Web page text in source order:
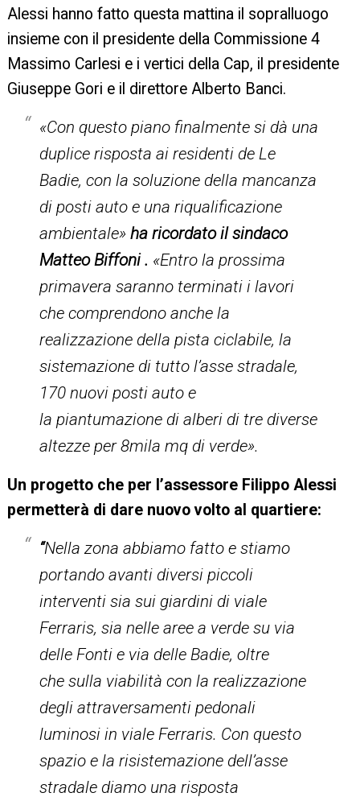
Alessi hanno fatto questa mattina il sopralluogo
insieme con il presidente della Commissione 4
Massimo Carlesi e i vertici della Cap, il presidente
Giuseppe Gori e il direttore Alberto Banci.
«Con questo piano finalmente si dà una
duplice risposta ai residenti de Le
Badie, con la soluzione della mancanza
di posti auto e una riqualificazione
ambientale»ha ricordato il sindaco
Matteo Biffoni . «Entro la prossima
primavera saranno terminati i lavori
che comprendono anche la
realizzazione della pista ciclabile, la
sistemazione di tutto l’asse stradale,
170 nuovi posti auto e
la piantumazione di alberi di tre diverse
altezze per 8mila mq di verde».
Un progetto che per l’assessore Filippo Alessi
permetterà di dare nuovo volto al quartiere:
“Nella zona abbiamo fatto e stiamo
portando avanti diversi piccoli
interventi sia sui giardini di viale
Ferraris, sia nelle aree a verde su via
delle Fonti e via delle Badie, oltre
che sulla viabilità con la realizzazione
degli attraversamenti pedonali
luminosi in viale Ferraris. Con questo
spazio e la risistemazione dell’asse
stradale diamo una risposta